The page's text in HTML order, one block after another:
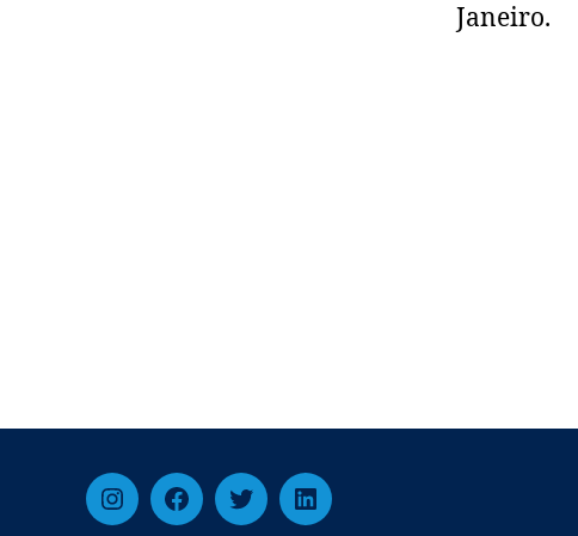
Janeiro.
InstagramFacebookTwitterLinkedin